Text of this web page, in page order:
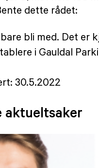
dette rådet:
bli med. Det er
i Gauldal
30.5.2022
aktueltsaker